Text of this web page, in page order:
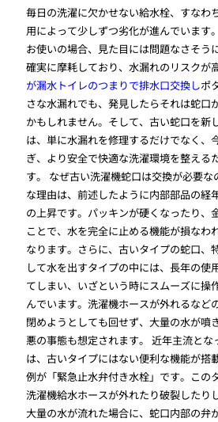
毎日の洗濯に欠かせない給水栓、すなわ
用によって少しずつ劣化が進んでいます
お使いの場合、見た目には問題なさそう
確実に摩耗しており、水漏れのリスクが
が漏水トイレのつまりで排水口交換しポ
さな水漏れでも、発見したらそれは蛇口
かもしれません。そして、古い蛇口を新
は、単に水漏れを修理するだけでなく、
ぎ、より安全で快適な洗濯環境を整える
す。 なぜ古い洗濯機蛇口は交換が必要
な理由は、前述したように内部部品の経
の上昇です。パッキンが硬くなったり、
ことで、水を完全に止める機能が損なわ
なります。さらに、古いタイプの蛇口、
して水を出すタイプの中には、長年の使
てしまい、いざという時にスムーズに操
んでいます。洗濯機ホースが外れるなど
閉めようとしても回せず、大量の水が噴
悪の事態も想定されます。 近年主流とな
は、古いタイプにはない便利な機能が搭
例が「緊急止水弁付き水栓」です。この
洗濯機給水ホースが外れたり破裂したり
大量の水が流れた場合に、蛇口内部の弁